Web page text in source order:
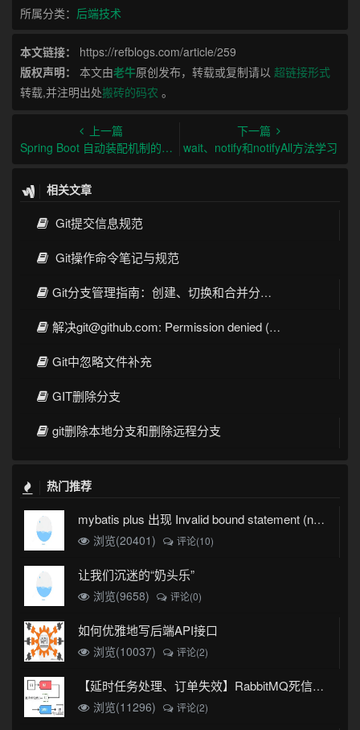
所属分类： 后端技术
本文链接：
https://refblogs.com/article/259
版权声明：
本文由老牛原创发布，转载或复制请以 超链接形式
转载,并注明出处搬砖的码农 。
上一篇
Spring Boot 自动装配机制的理解
下一篇
wait、notify和notifyAll方法学习
相关文章
Git提交信息规范
Git操作命令笔记与规范
Git分支管理指南：创建、切换和合并分支的完整教程
解决git@github.com: Permission denied (publickey). fatal: Could not read from remote repository.
Git中忽略文件补充
GIT删除分支
git删除本地分支和删除远程分支
热门推荐
mybatis plus 出现 Invalid bound statement (not found)
浏览(20401)
评论(10)
让我们沉迷的“奶头乐”
浏览(9658) 评论(0)
如何优雅地写后端API接口
浏览(10037) 评论(2)
【延时任务处理、订单失效】RabbitMQ死信队列实现
浏览(11296)
评论(2)